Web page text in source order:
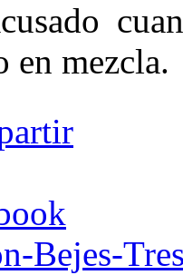
en mezcla.
Bejes-